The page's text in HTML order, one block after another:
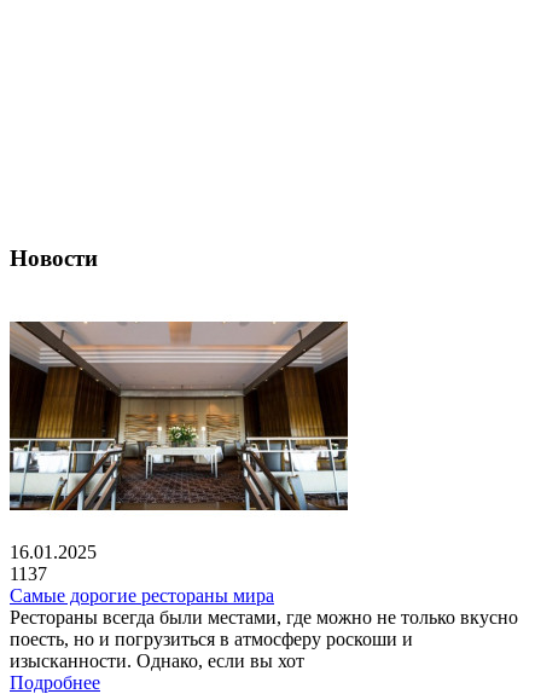
Новости
16.01.2025
1137
Самые дорогие рестораны мира
Рестораны всегда были местами, где можно не только вкусно
поесть, но и погрузиться в атмосферу роскоши и
изысканности. Однако, если вы хот
Подробнее